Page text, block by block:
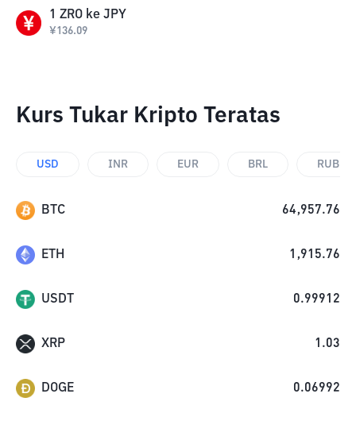
1 ZRO ke JPY
¥136.09
Kurs Tukar Kripto Teratas
USD INR EUR BRL RUB
BTC 64,957.76
ETH 1,915.76
USDT 0.99912
XRP 1.03
DOGE 0.06992